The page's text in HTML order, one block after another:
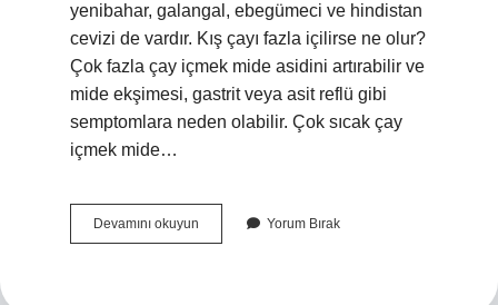
yenibahar, galangal, ebegümeci ve hindistan
cevizi de vardır. Kış çayı fazla içilirse ne olur?
Çok fazla çay içmek mide asidini artırabilir ve
mide ekşimesi, gastrit veya asit reflü gibi
semptomlara neden olabilir. Çok sıcak çay
içmek mide…
Devamını okuyun
Çayı
Yorum Bırak